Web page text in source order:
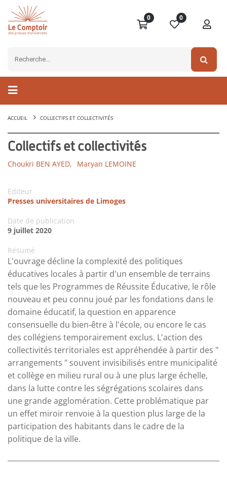
0 0
ACCUEIL COLLECTIFS ET COLLECTIVITÉS
Collectifs et collectivités
Choukri BEN AYED, Maryan LEMOINE
Editeur
Presses universitaires de Limoges
Date de publication
9 juillet 2020
Résumé
L'ouvrage décline la complexité des politiques
éducatives locales à partir d'un ensemble de terrains
tels que les Programmes de Réussite Éducative, le rôle
nouveau et peu connu joué par les fondations dans le
domaine éducatif, la question en apparence
consensuelle du bien-être à l'école, ou encore le cas
des collégiens temporairement exclus. L'action des
collectivités territoriales est appréhendée à partir des "
arrangements " souvent invisibilisés entre municipalité
et collège en milieu rural ou à une plus large échelle,
dans la lutte contre les ségrégations scolaires dans
une grande agglomération. Cette problématique par
un effet miroir renvoie à la question plus large de la
participation des habitants dans le cadre de la
politique de la ville.